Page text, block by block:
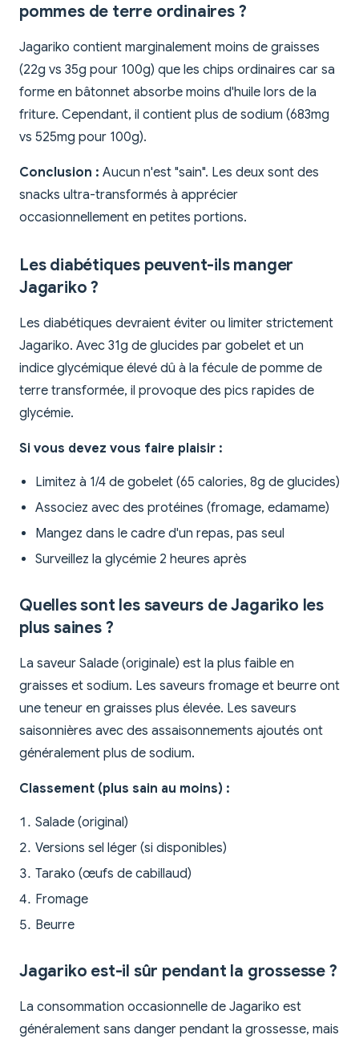
pommes de terre ordinaires ?
Jagariko contient marginalement moins de graisses
(22g vs 35g pour 100g) que les chips ordinaires car sa
forme en bâtonnet absorbe moins d'huile lors de la
friture. Cependant, il contient plus de sodium (683mg
vs 525mg pour 100g).
Conclusion : Aucun n'est "sain". Les deux sont des
snacks ultra-transformés à apprécier
occasionnellement en petites portions.
Les diabétiques peuvent-ils manger
Jagariko ?
Les diabétiques devraient éviter ou limiter strictement
Jagariko. Avec 31g de glucides par gobelet et un
indice glycémique élevé dû à la fécule de pomme de
terre transformée, il provoque des pics rapides de
glycémie.
Si vous devez vous faire plaisir :
Limitez à 1/4 de gobelet (65 calories, 8g de glucides)
Associez avec des protéines (fromage, edamame)
Mangez dans le cadre d'un repas, pas seul
Surveillez la glycémie 2 heures après
Quelles sont les saveurs de Jagariko les
plus saines ?
La saveur Salade (originale) est la plus faible en
graisses et sodium. Les saveurs fromage et beurre ont
une teneur en graisses plus élevée. Les saveurs
saisonnières avec des assaisonnements ajoutés ont
généralement plus de sodium.
Classement (plus sain au moins) :
Salade (original)
Versions sel léger (si disponibles)
Tarako (œufs de cabillaud)
Fromage
Beurre
Jagariko est-il sûr pendant la grossesse ?
La consommation occasionnelle de Jagariko est
généralement sans danger pendant la grossesse, mais